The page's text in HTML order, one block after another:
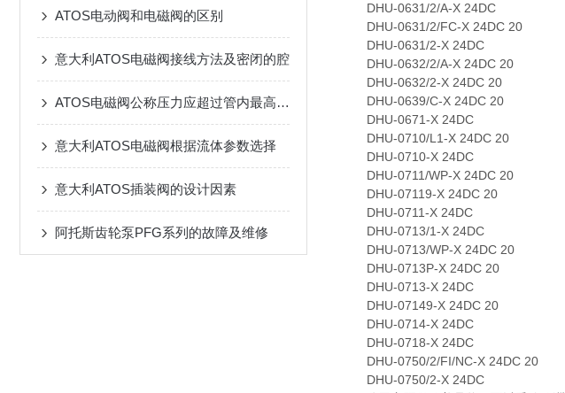
ATOS电动阀和电磁阀的区别
意大利ATOS电磁阀接线方法及密闭的腔
ATOS电磁阀公称压力应超过管内最高工作压力原因
意大利ATOS电磁阀根据流体参数选择
意大利ATOS插装阀的设计因素
阿托斯齿轮泵PFG系列的故障及维修
DHU-0631/2/A-X 24DC
DHU-0631/2/FC-X 24DC 20
DHU-0631/2-X 24DC
DHU-0632/2/A-X 24DC 20
DHU-0632/2-X 24DC 20
DHU-0639/C-X 24DC 20
DHU-0671-X 24DC
DHU-0710/L1-X 24DC 20
DHU-0710-X 24DC
DHU-0711/WP-X 24DC 20
DHU-07119-X 24DC 20
DHU-0711-X 24DC
DHU-0713/1-X 24DC
DHU-0713/WP-X 24DC 20
DHU-0713P-X 24DC 20
DHU-0713-X 24DC
DHU-07149-X 24DC 20
DHU-0714-X 24DC
DHU-0718-X 24DC
DHU-0750/2/FI/NC-X 24DC 20
DHU-0750/2-X 24DC